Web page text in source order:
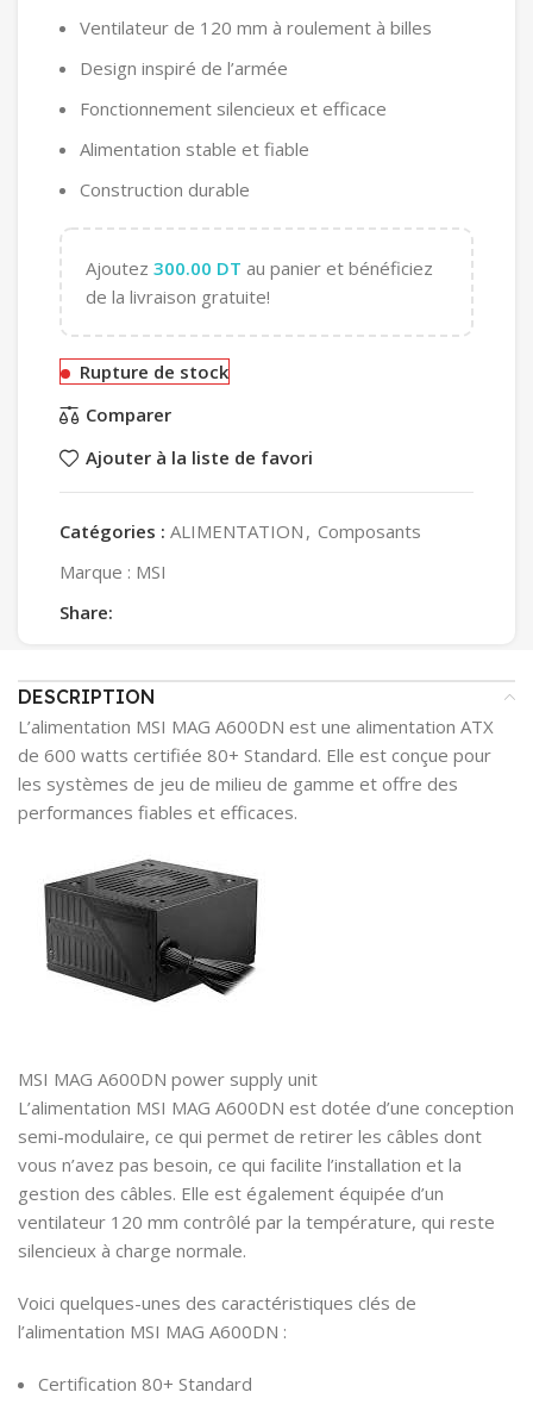
Ventilateur de 120 mm à roulement à billes
Design inspiré de l’armée
Fonctionnement silencieux et efficace
Alimentation stable et fiable
Construction durable
Ajoutez 300.00 DT au panier et bénéficiez
de la livraison gratuite!
Rupture de stock
Comparer
Ajouter à la liste de favori
Catégories : ALIMENTATION , Composants
Marque : MSI
Share:
DESCRIPTION
L’alimentation MSI MAG A600DN est une alimentation ATX
de 600 watts certifiée 80+ Standard. Elle est conçue pour
les systèmes de jeu de milieu de gamme et offre des
performances fiables et efficaces.
MSI MAG A600DN power supply unit
L’alimentation MSI MAG A600DN est dotée d’une conception
semi-modulaire, ce qui permet de retirer les câbles dont
vous n’avez pas besoin, ce qui facilite l’installation et la
gestion des câbles. Elle est également équipée d’un
ventilateur 120 mm contrôlé par la température, qui reste
silencieux à charge normale.
Voici quelques-unes des caractéristiques clés de
l’alimentation MSI MAG A600DN :
Certification 80+ Standard